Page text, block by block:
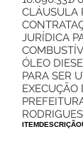
CLÁUSULA
JURÍDICA
ÓLEO
PARA SER
ITEMDESCRIÇÃO